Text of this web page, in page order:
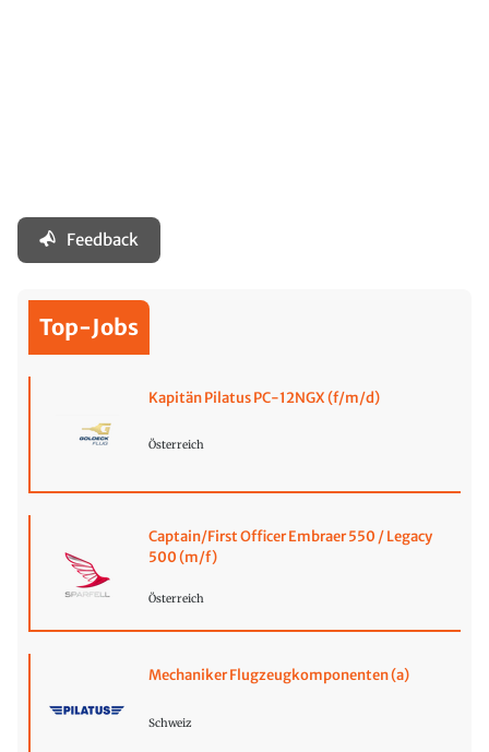
Feedback
Top-Jobs
Kapitän Pilatus PC-12NGX (f/m/d)
Österreich
Captain/First Officer Embraer 550 / Legacy
500 (m/f)
Österreich
Mechaniker Flugzeugkomponenten (a)
Schweiz